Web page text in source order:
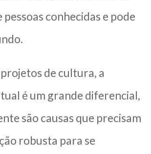
pessoas conhecidas e pode
de cultura, a
é um grande diferencial,
são causas que precisam
robusta para se